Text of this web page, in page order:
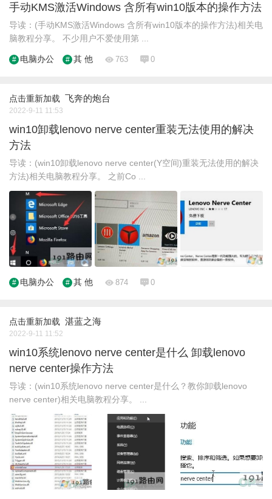
手动KMS激活Windows 含所有win10版本的操作方法
导读：(手动KMS激活Windows 含所有win10版本的操作方法)相关电
脑教程分享。 不少用户不爱使用第 ...
电脑办公 其 他 763 0
点击重新加载 飞奔的炮台
2022-9-11 11:53
win10卸载lenovo nerve center重装无法使用的解决
方法
导读：(win10卸载lenovo nerve center(Y空间)重装无法使用的解决
方法)相关电脑教程分享。 之前Co ...
电脑办公 其 他 874 0
点击重新加载 湛蓝之海
2022-9-11 11:52
win10系统lenovo nerve center是什么 卸载lenovo
nerve center操作方法
导读：(win10系统lenovo nerve center是什么？教你卸载lenovo
nerve center)相关电脑教程分享。 ...